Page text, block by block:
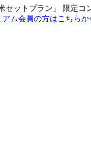
セットプラン 」 限定コ
アム会員の方はこちらか